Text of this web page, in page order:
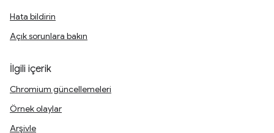
Hata bildirin
Açık sorunlara bakın
İlgili içerik
Chromium güncellemeleri
Örnek olaylar
Arşivle